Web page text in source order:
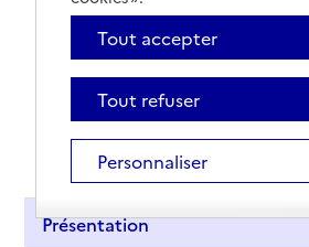
Présentation
Tout accepter
Tout refuser
Personnaliser